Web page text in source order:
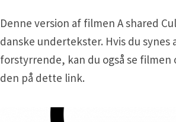
Denne version af filmen A shared
danske undertekster. Hvis du synes
forstyrrende, kan du også se filmen
den på dette link.